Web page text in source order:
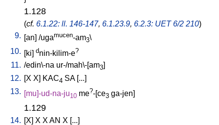
1.128
(cf. 6.1.22: ll. 146-147, 6.1.23.9, 6.2.3: UET 6/2 210)
9. [an] /ugamucen-am3\
10. [ki] dnin-kilim-e?
11. /edin\-na ur-/mah\-[am3]
12. [X X] KAC4 SA[...]
13. [mu]-ud-na-ju10 me?-[ce3 ga-jen]
1.129
14. [X] X X AN X [...]